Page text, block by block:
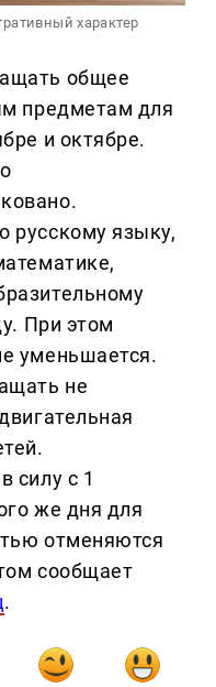
характер
общее
предметам для
и октябре.
русскому языку,
При этом
уменьшается.
не
силу с 1
же дня для
отменяются
сообщает
.